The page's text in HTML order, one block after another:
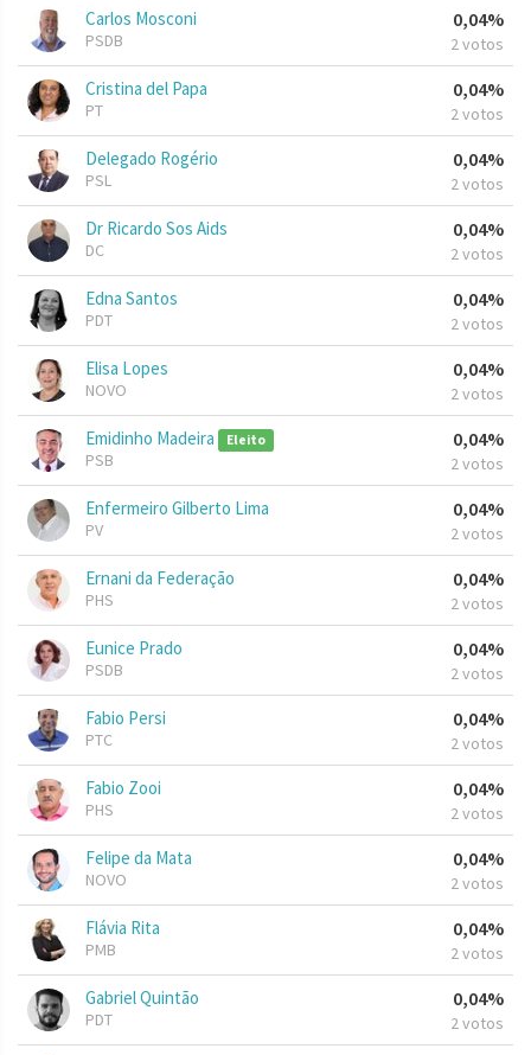
Carlos Mosconi
PSDB
0,04%
2 votos
Cristina del Papa
PT
0,04%
2 votos
Delegado Rogério
PSL
0,04%
2 votos
Dr Ricardo Sos Aids
DC
0,04%
2 votos
Edna Santos
PDT
0,04%
2 votos
Elisa Lopes
NOVO
0,04%
2 votos
Emidinho Madeira Eleito
PSB
0,04%
2 votos
Enfermeiro Gilberto Lima
PV
0,04%
2 votos
Ernani da Federação
PHS
0,04%
2 votos
Eunice Prado
PSDB
0,04%
2 votos
Fabio Persi
PTC
0,04%
2 votos
Fabio Zooi
PHS
0,04%
2 votos
Felipe da Mata
NOVO
0,04%
2 votos
Flávia Rita
PMB
0,04%
2 votos
Gabriel Quintão
PDT
0,04%
2 votos